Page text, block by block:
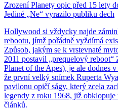
Zrození Planety opic před 15 lety
Jediné „Ne“ vyrazilo publiku dech
Hollywood si vždycky najde
rebootu, jímž pořádně vyždímá
Způsob, jakým se k vrstevnaté
2011 postavil „prequelový
Planet of the Apes), je ale dodnes
že první velký snímek Ruperta
pavilonu opičí ságy, který zcela
legendy z roku 1968, již
článků.